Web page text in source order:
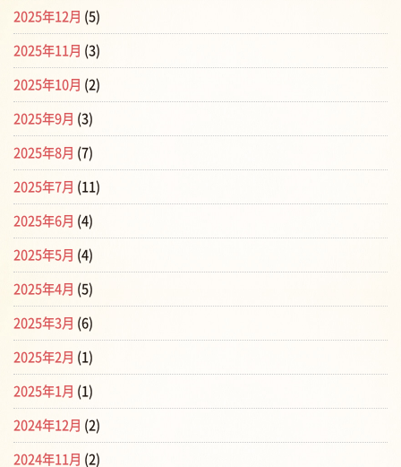
2025年12月 (5)
2025年11月 (3)
2025年10月 (2)
2025年9月 (3)
2025年8月 (7)
2025年7月 (11)
2025年6月 (4)
2025年5月 (4)
2025年4月 (5)
2025年3月 (6)
2025年2月 (1)
2025年1月 (1)
2024年12月 (2)
2024年11月 (2)